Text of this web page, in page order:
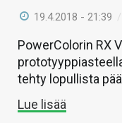
19.4.2018 - 21:39
PowerColorin RX
tehty lopullista
Lue lisää